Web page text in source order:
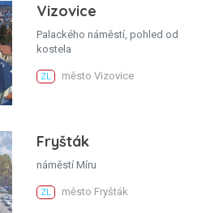
Vizovice
Palackého náměstí, pohled od
kostela
ZL město Vizovice
Fryšták
náměstí Míru
ZL město Fryšták